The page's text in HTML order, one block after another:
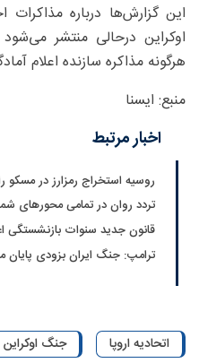
این گزارش‌ها درباره
اوکراین درحالی منتشر
هرگونه مذاکره سازنده اعلام
منبع: ایسنا
اخبار مرتبط
روسیه استخراج رمزارز در مسکو را تا سال
تردد روان در تمامی محورهای
قانون جدید سنوات بازنشستگی
ترامپ: جنگ ایران بزودی پایان
اتحادیه اروپا جنگ اوکراین